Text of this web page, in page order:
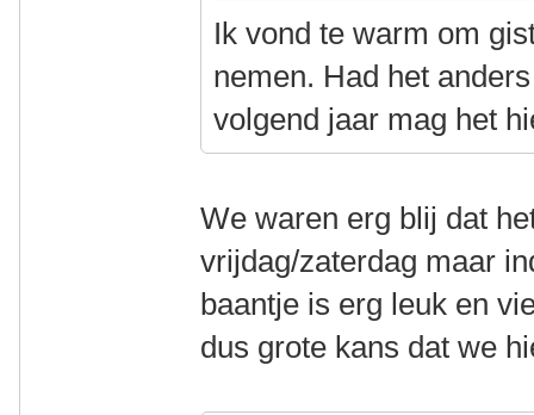
Ik vond te warm om
nemen. Had het
volgend jaar mag het
We waren erg blij dat
vrijdag/zaterdag maar
baantje is erg leuk en
dus grote kans dat we